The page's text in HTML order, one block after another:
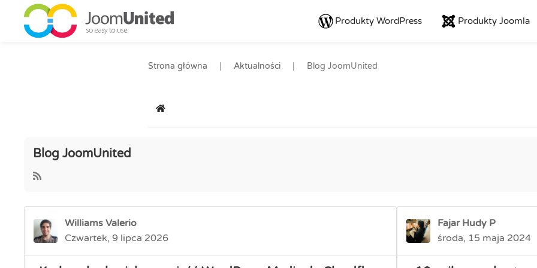
Przejdź do głównej zawartości
Produkty WordPress Produkty Joomla
Strona główna Aktualności Blog JoomUnited
Strona główna
Blog JoomUnited
Williams Valerio
Czwartek, 9 lipca 2026
Fajar Hudy P
środa, 15 maja 2024